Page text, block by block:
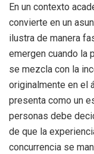
En un contexto
convierte en un
ilustra de manera
emergen cuando la
se mezcla con la
originalmente en el
presenta como un
personas debe
de que la
concurrencia se